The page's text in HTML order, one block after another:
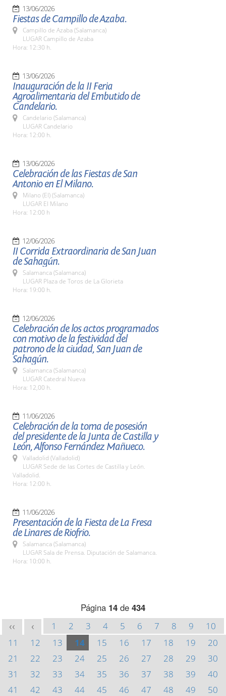
13/06/2026
Fiestas de Campillo de Azaba.
Campillo de Azaba (Salamanca)
LUGAR Campillo de Azaba
Hora: 12:30 h.
13/06/2026
Inauguración de la II Feria
Agroalimentaria del Embutido de
Candelario.
Candelario (Salamanca)
LUGAR Candelario
Hora: 12:00 h.
13/06/2026
Celebración de las Fiestas de San
Antonio en El Milano.
Milano (El) (Salamanca)
LUGAR El Milano
Hora: 12:00 h
12/06/2026
II Corrida Extraordinaria de San Juan
de Sahagún.
Salamanca (Salamanca)
LUGAR Plaza de Toros de La Glorieta
Hora: 19:00 h.
12/06/2026
Celebración de los actos programados
con motivo de la festividad del
patrono de la ciudad, San Juan de
Sahagún.
Salamanca (Salamanca)
LUGAR Catedral Nueva
Hora: 12,00 h.
11/06/2026
Celebración de la toma de posesión
del presidente de la Junta de Castilla y
León, Alfonso Fernández Mañueco.
Valladolid (Valladolid)
LUGAR Sede de las Cortes de Castilla y León.
Valladolid.
Hora: 12:00 h.
11/06/2026
Presentación de la Fiesta de La Fresa
de Linares de Riofrio.
Salamanca (Salamanca)
LUGAR Sala de Prensa. Diputación de Salamanca.
Hora: 10:00 h.
Página 14 de 434
<< < 1 2 3 4 5 6 7 8 9
10
11
12 13 14 15 16 17 18 19
20
21
22 23 24 25 26 27 28 29
30
31
32 33 34 35 36 37 38 39
40
41
42 43 44 45 46 47 48 49
50